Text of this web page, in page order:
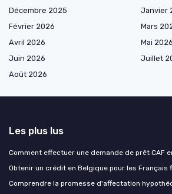
Décembre 2025
Janvier
Février 2026
Mars
Avril 2026
Mai 2026
Juin 2026
Juillet
Août 2026
Les plus lus
Comment effectuer une demande de prêt CAF
Obtenir un crédit en Belgique pour les Français
Comprendre la promesse d'affectation